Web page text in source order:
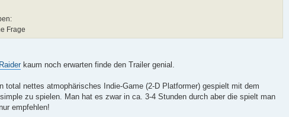
Frage
kaum noch erwarten finde den Trailer genial.
total nettes atmophärisches Indie-Game (2-D Platformer) gespielt mit dem
zu spielen. Man hat es zwar in ca. 3-4 Stunden durch aber die spielt man
empfehlen!